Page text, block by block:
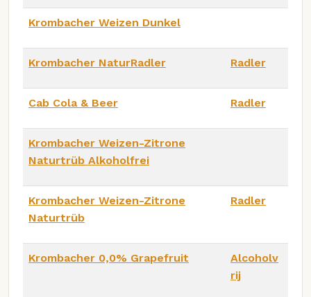
Krombacher Weizen Dunkel
Krombacher NaturRadler Radler
Cab Cola & Beer Radler
Krombacher Weizen-Zitrone
Naturtrüb Alkoholfrei
Krombacher Weizen-Zitrone
Naturtrüb
Radler
Krombacher 0,0% Grapefruit
Alcoholv
rij